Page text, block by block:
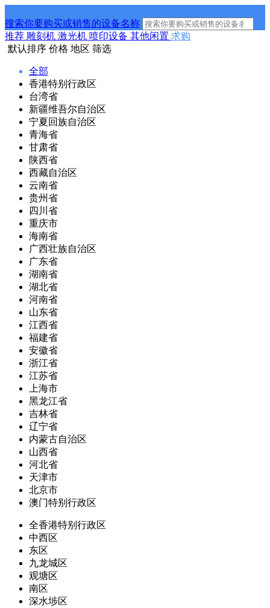
搜索你要购买或销售的设备名称
推荐 雕刻机 激光机 喷印设备 其他闲置 求购
默认排序 价格 地区 筛选
全部
香港特别行政区
台湾省
新疆维吾尔自治区
宁夏回族自治区
青海省
甘肃省
陕西省
西藏自治区
云南省
贵州省
四川省
重庆市
海南省
广西壮族自治区
广东省
湖南省
湖北省
河南省
山东省
江西省
福建省
安徽省
浙江省
江苏省
上海市
黑龙江省
吉林省
辽宁省
内蒙古自治区
山西省
河北省
天津市
北京市
澳门特别行政区
全香港特别行政区
中西区
东区
九龙城区
观塘区
南区
深水埗区